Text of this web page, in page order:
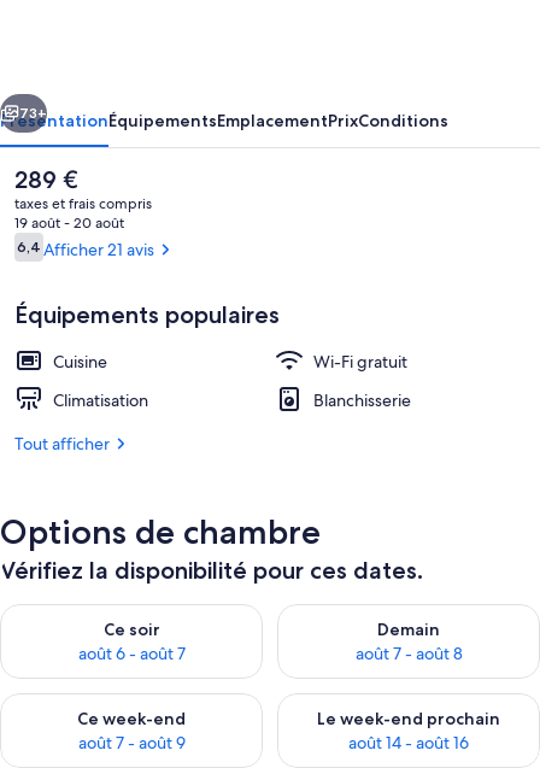
Extérieur
Suivant
73+
PrésentationÉquipementsEmplacementPrixConditions
Le
prix
actuel
est
de
289 €
taxes et frais compris
19 août - 20 août
Avis
voyageurs
6,46,4 sur 10
Afficher 21 avis
Équipements populaires
Cuisine
Wi-Fi gratuit
Climatisation
Blanchisserie
Tout afficher
Options de chambre
Vérifiez la disponibilité pour ces dates.
Ce soir
août 6 - août 7
Vérifier la disponibilité pour ce soir août 6 - août 7
Demain
août 7 - août 8
Vérifier la disponibilité pour
Ce week-end
août 7 - août 9
Vérifier la disponibilité pour ce week-end août 7 - août 9
Le week-end prochain
août 14 - août 16
Vérifier la disponibilité pour